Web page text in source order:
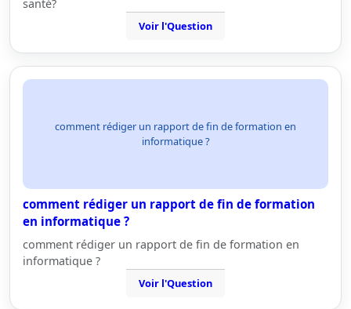
santé?
Voir l'Question
comment rédiger un rapport de fin de formation en
informatique ?
comment rédiger un rapport de fin de formation
en informatique ?
comment rédiger un rapport de fin de formation en
informatique ?
Voir l'Question